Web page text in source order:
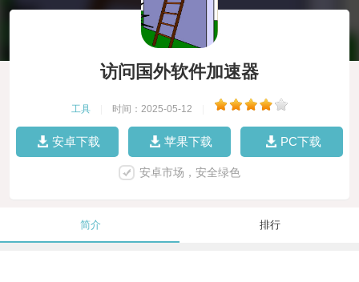
访问国外软件加速器
工具 时间：2025-05-12
安卓下载 苹果下载 PC下载
安卓市场，安全绿色
简介 排行